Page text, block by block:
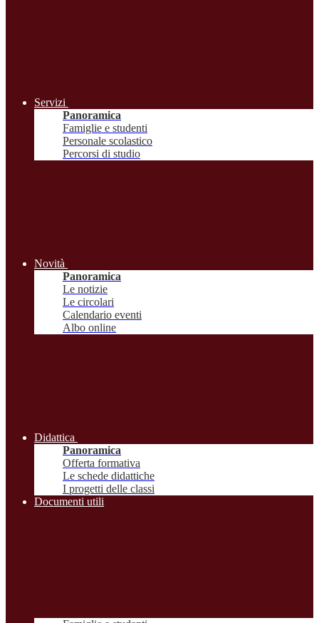
Servizi
Panoramica
Famiglie e studenti
Personale scolastico
Percorsi di studio
Novità
Panoramica
Le notizie
Le circolari
Calendario eventi
Albo online
Didattica
Panoramica
Offerta formativa
Le schede didattiche
I progetti delle classi
Documenti utili